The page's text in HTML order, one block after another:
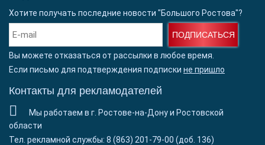
Хотите получать последние новости "Большого Ростова"?
ПОДПИСАТЬСЯ
Вы можете отказаться от рассылки в любое время.
Если письмо для подтверждения подписки не пришло
Контакты для рекламодателей
Мы работаем в г. Ростове-на-Дону и Ростовской
области
Тел. рекламной службы: 8 (863) 201-79-00 (доб. 136)